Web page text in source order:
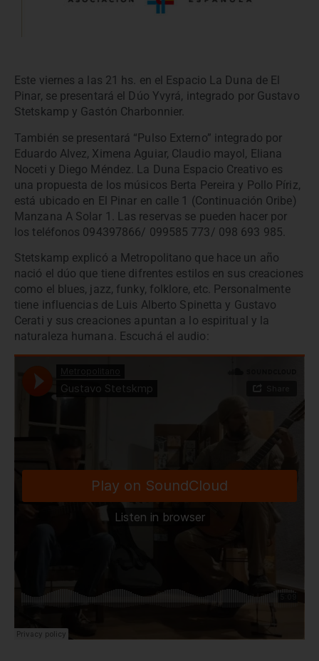
Este viernes a las 21 hs. en el Espacio La Duna de El
Pinar, se presentará el Dúo Yvyrá, integrado por Gustavo
Stetskamp y Gastón Charbonnier.
También se presentará “Pulso Externo” integrado por
Eduardo Alvez, Ximena Aguiar, Claudio mayol, Eliana
Noceti y Diego Méndez. La Duna Espacio Creativo es
una propuesta de los músicos Berta Pereira y Pollo Píriz,
está ubicado en El Pinar en calle 1 (Continuación Oribe)
Manzana A Solar 1. Las reservas se pueden hacer por
los teléfonos 094397866/ 099585 773/ 098 693 985.
Stetskamp explicó a Metropolitano que hace un año
nació el dúo que tiene difrentes estilos en sus creaciones
como el blues, jazz, funky, folklore, etc. Personalmente
tiene influencias de Luis Alberto Spinetta y Gustavo
Cerati y sus creaciones apuntan a lo espiritual y la
naturaleza humana. Escuchá el audio: